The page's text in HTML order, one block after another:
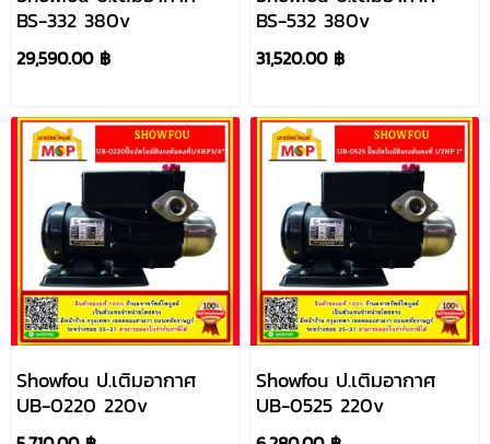
BS-332 380v
29,590.00 ฿
BS-532 380v
31,520.00 ฿
Showfou ป.เติมอากาศ
UB-0220 220v
Showfou ป.เติมอากาศ
UB-0525 220v